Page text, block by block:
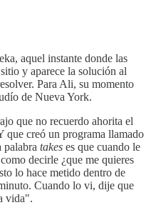
aquel instante donde las
y aparece la solución al
Para Ali, su momento
de Nueva York.
que no recuerdo ahorita el
creó un programa llamado
palabra takes es que cuando le
decirle ¿que me quieres
lo hace metido dentro de
Cuando lo vi, dije que
vida".